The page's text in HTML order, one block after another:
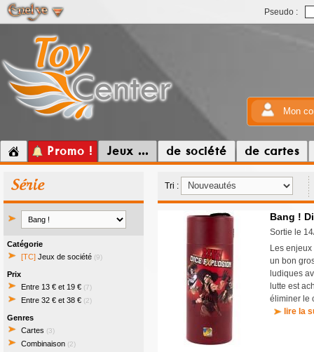
Pseudo :
Mon
Promo ! Jeux ... de société de cartes
Série
Catégorie
[TC] Jeux de société (9)
Prix
Entre 13 € et 19 € (7)
Entre 32 € et 38 € (2)
Genres
Cartes (3)
Combinaison (2)
Tri :
Bang !
Sortie le
Les
un bon
ludiques
lutte est
éliminer le
lire la